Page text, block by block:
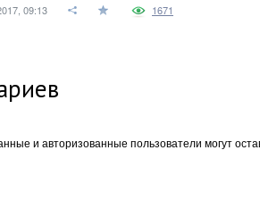
09:13 1671
и авторизованные пользователи могут